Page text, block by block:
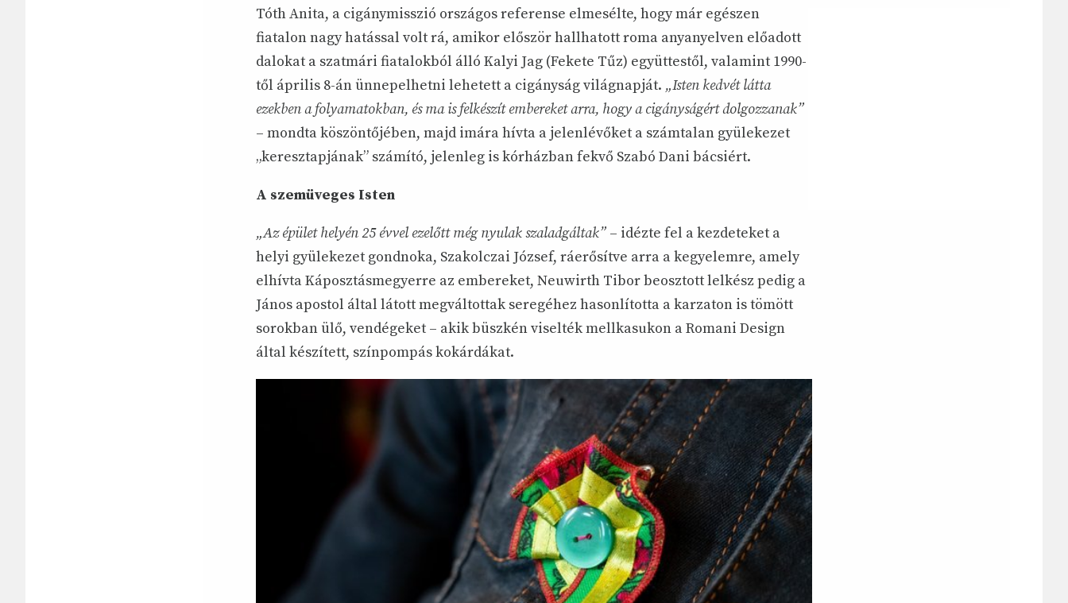
Tóth Anita, a cigánymisszió országos referense elmesélte, hogy már egészen
fiatalon nagy hatással volt rá, amikor először hallhatott roma anyanyelven előadott
dalokat a szatmári fiatalokból álló Kalyi Jag (Fekete Tűz) együttestől, valamint 1990-
től április 8-án ünnepelhetni lehetett a cigányság világnapját. „Isten kedvét látta
ezekben a folyamatokban, és ma is felkészít embereket arra, hogy a cigányságért dolgozzanak”
– mondta köszöntőjében, majd imára hívta a jelenlévőket a számtalan gyülekezet
„keresztapjának” számító, jelenleg is kórházban fekvő Szabó Dani bácsiért.
A szemüveges Isten
„Az épület helyén 25 évvel ezelőtt még nyulak szaladgáltak” – idézte fel a kezdeteket a
helyi gyülekezet gondnoka, Szakolczai József, ráerősítve arra a kegyelemre, amely
elhívta Káposztásmegyerre az embereket, Neuwirth Tibor beosztott lelkész pedig a
János apostol által látott megváltottak seregéhez hasonlította a karzaton is tömött
sorokban ülő, vendégeket – akik büszkén viselték mellkasukon a Romani Design
által készített, színpompás kokárdákat.